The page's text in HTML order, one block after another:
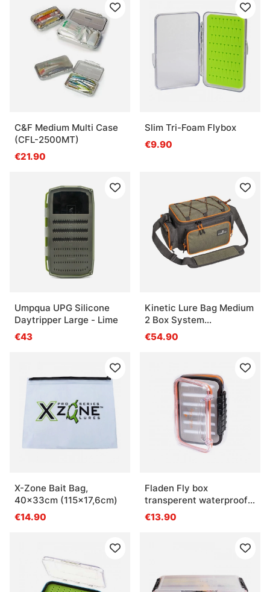
C&F Medium Multi Case
(CFL-2500MT)
€21.90
Slim Tri-Foam Flybox
€9.90
Umpqua UPG Silicone
Daytripper Large - Lime
€43
Kinetic Lure Bag Medium
2 Box System
38x24x19cm
€54.90
X-Zone Bait Bag,
40x33cm (115x17,6cm)
€14.90
Fladen Fly box
transperent waterproof
15,4x10,6x4,5cm
€13.90